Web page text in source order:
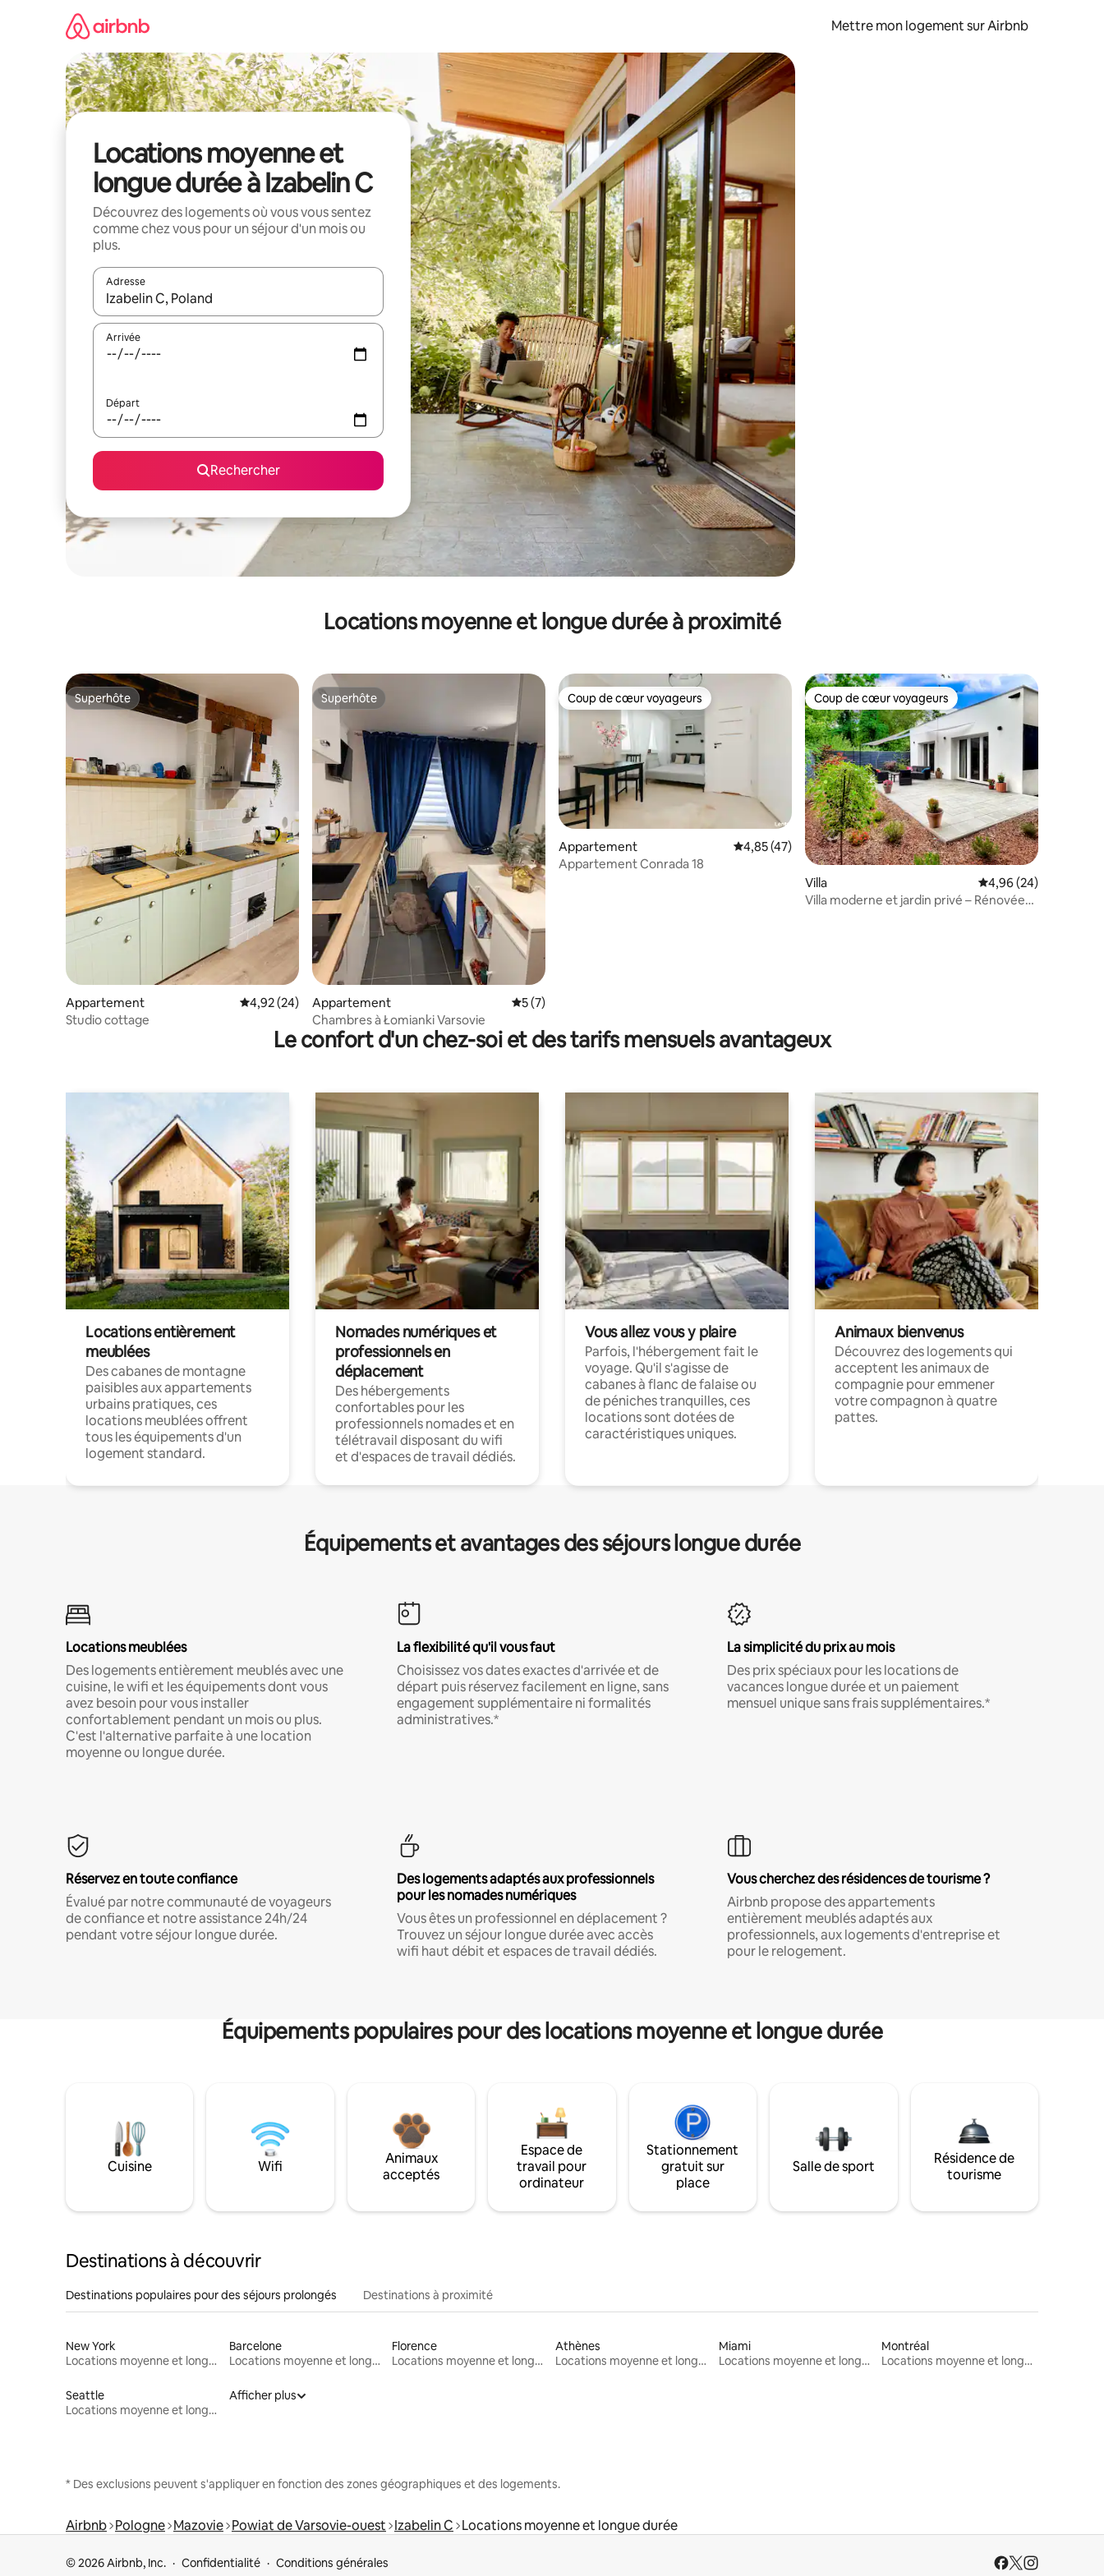
Mettre mon logement sur Airbnb
Locations moyenne et
longue durée à Izabelin C
Découvrez des logements où vous vous sentez
comme chez vous pour un séjour d'un mois ou
plus.
Adresse
Lorsque les résultats s'affichent, utilisez les flèches vers le haut et vers le bas pour les parcourir ou en appuyant et en faisant glisser.
Arrivée
Départ
Rechercher
Locations moyenne et longue durée à proximité
Superhôte
Superhôte
Appartement Évaluation moyenne sur la base de 24 commentaires : 4,92 sur 5
4,92 (24)
Studio cottage
Superhôte
Superhôte
Appartement Évaluation moyenne sur la base de 7 commentaires : 5 sur 5
5 (7)
Chambres à Łomianki Varsovie
Coup de cœur voyageurs
Coup de cœur voyageurs
Appartement Évaluation moyenne sur la base de 47 commentaires : 4,85 sur 5
4,85 (47)
Appartement Conrada 18
Coup de cœur voyageurs
Coup de cœur voyageurs
Villa Évaluation moyenne
4,96 (24)
Villa moderne et jardin privé – Rénovée
Le confort d'un chez-soi et des tarifs mensuels avantageux
Locations entièrement
meublées
Des cabanes de montagne
paisibles aux appartements
urbains pratiques, ces
locations meublées offrent
tous les équipements d'un
logement standard.
Nomades numériques et
professionnels en
déplacement
Des hébergements
confortables pour les
professionnels nomades et en
télétravail disposant du wifi
et d'espaces de travail dédiés.
Vous allez vous y plaire
Parfois, l'hébergement fait le
voyage. Qu'il s'agisse de
cabanes à flanc de falaise ou
de péniches tranquilles, ces
locations sont dotées de
caractéristiques uniques.
Animaux bienvenus
Découvrez des logements qui
acceptent les animaux de
compagnie pour emmener
votre compagnon à quatre
pattes.
Équipements et avantages des séjours longue durée
Locations meublées
Des logements entièrement meublés avec une
cuisine, le wifi et les équipements dont vous
avez besoin pour vous installer
confortablement pendant un mois ou plus.
C'est l'alternative parfaite à une location
moyenne ou longue durée.
La flexibilité qu'il vous faut
Choisissez vos dates exactes d'arrivée et de
départ puis réservez facilement en ligne, sans
engagement supplémentaire ni formalités
administratives.*
La simplicité du prix au mois
Des prix spéciaux pour les locations de
vacances longue durée et un paiement
mensuel unique sans frais supplémentaires.*
Réservez en toute confiance
Évalué par notre communauté de voyageurs
de confiance et notre assistance 24h/24
pendant votre séjour longue durée.
Des logements adaptés aux professionnels
pour les nomades numériques
Vous êtes un professionnel en déplacement ?
Trouvez un séjour longue durée avec accès
wifi haut débit et espaces de travail dédiés.
Vous cherchez des résidences de tourisme ?
Airbnb propose des appartements
entièrement meublés adaptés aux
professionnels, aux logements d'entreprise et
pour le relogement.
Équipements populaires pour des locations moyenne et longue durée
Cuisine Wifi
Animaux
acceptés
Espace de
travail pour
ordinateur
Stationnement
gratuit sur
place
Salle de sport
Résidence de
tourisme
Destinations à découvrir
Destinations populaires pour des séjours prolongés Destinations à proximité
New York
Locations moyenne et longue durée
Barcelone
Locations moyenne et longue durée
Florence
Locations moyenne et longue durée
Athènes
Locations moyenne et longue durée
Miami
Locations moyenne et longue durée
Montréal
Locations moyenne et longue durée
Seattle
Locations moyenne et longue durée
Afficher plus
* Des exclusions peuvent s'appliquer en fonction des zones géographiques et des logements.
Airbnb Pologne Mazovie Powiat de Varsovie-ouest Izabelin C Locations moyenne et longue durée
© 2026 Airbnb, Inc. Confidentialité Conditions générales